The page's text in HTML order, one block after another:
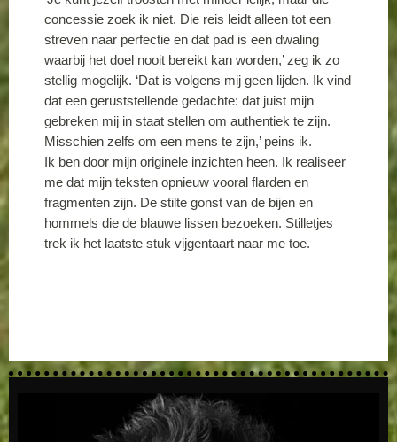
concessie zoek ik niet. Die reis leidt alleen tot een
streven naar perfectie en dat pad is een dwaling
waarbij het doel nooit bereikt kan worden,’ zeg ik zo
stellig mogelijk. ‘Dat is volgens mij geen lijden. Ik vind
dat een geruststellende gedachte: dat juist mijn
gebreken mij in staat stellen om authentiek te zijn.
Misschien zelfs om een mens te zijn,’ peins ik.
Ik ben door mijn originele inzichten heen. Ik realiseer
me dat mijn teksten opnieuw vooral flarden en
fragmenten zijn. De stilte gonst van de bijen en
hommels die de blauwe lissen bezoeken. Stilletjes
trek ik het laatste stuk vijgentaart naar me toe.